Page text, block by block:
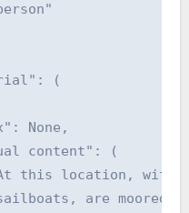
(
None,
content": (
this location, with
are moored,